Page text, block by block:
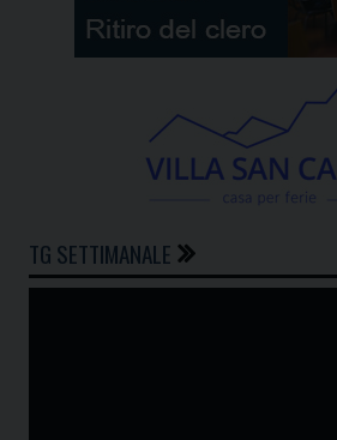
TG SETTIMANALE